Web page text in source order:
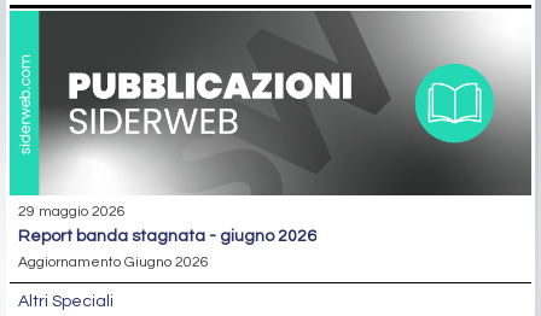
29 maggio 2026
report banda stagnata - giugno 2026
Aggiornamento Giugno 2026
Altri Speciali